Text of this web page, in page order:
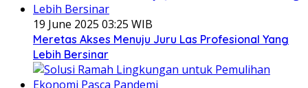
19 June 2025 03:25 WIB
Meretas Akses Menuju Juru Las Profesional Yang
Lebih Bersinar